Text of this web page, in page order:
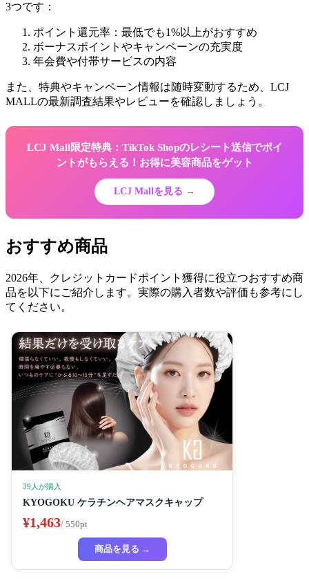
3つです：
ポイント還元率：最低でも1%以上がおすすめ
ボーナスポイントやキャンペーンの充実度
年会費や付帯サービスの内容
また、特典やキャンペーン情報は随時変動するため、LCJ
MALLの最新調査結果やレビューを確認しましょう。
LCJ Mall限定特典：TikTok Shopのレシート送信でポイ
ントがもらえる！お得に美容商品をゲット
LCJ Mallを見る →
おすすめ商品
2026年、クレジットカードポイント獲得に役立つおすすめ商
品を以下にご紹介します。実際の購入者数や評価も参考にし
てください。
39人が購入
KYOGOKU ケラチンヘアマスクキャップ
¥1,463/ 550pt
商品を見る →